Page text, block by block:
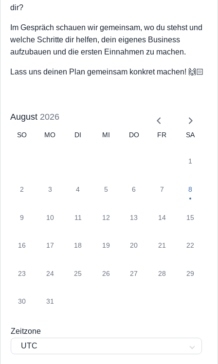
dir?
Im Gespräch schauen wir gemeinsam, wo du stehst und
welche Schritte dir helfen, dein eigenes Business
aufzubauen und die ersten Einnahmen zu machen.
Lass uns deinen Plan gemeinsam konkret machen! 🙌🏻
August 2026
SO MO DI MI DO FR SA
1
2 3 4 5 6 7 8
9 10 11 12 13 14 15
16 17 18 19 20 21 22
23 24 25 26 27 28 29
30 31
Zeitzone
UTC